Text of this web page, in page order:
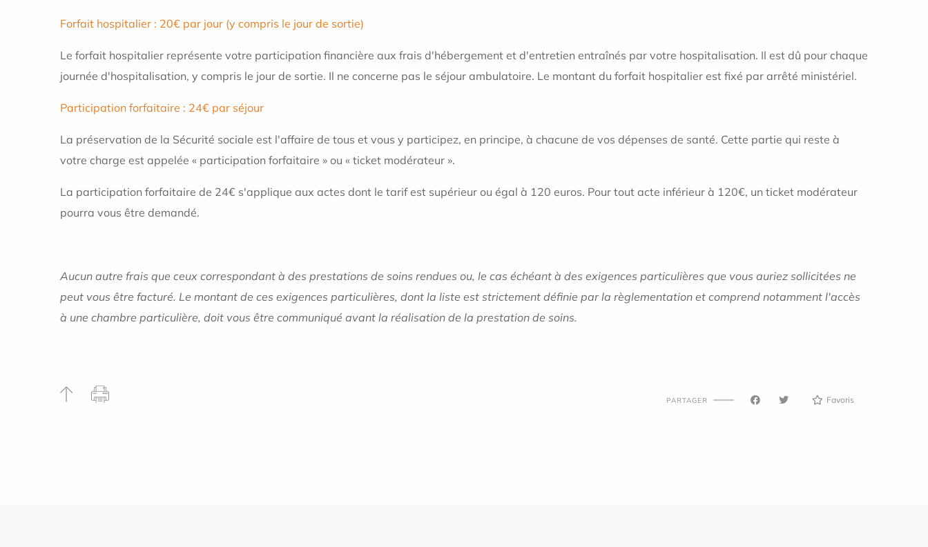
Forfait hospitalier : 20€ par jour (y compris le jour de sortie)
Le forfait hospitalier représente votre participation financière aux frais d'hébergement et d'entretien entraînés par votre hospitalisation. Il est dû pour chaque
journée d'hospitalisation, y compris le jour de sortie. Il ne concerne pas le séjour ambulatoire. Le montant du forfait hospitalier est fixé par arrêté ministériel.
Participation forfaitaire : 24€ par séjour
La préservation de la Sécurité sociale est l'affaire de tous et vous y participez, en principe, à chacune de vos dépenses de santé. Cette partie qui reste à
votre charge est appelée « participation forfaitaire » ou « ticket modérateur ».
La participation forfaitaire de 24€ s'applique aux actes dont le tarif est supérieur ou égal à 120 euros. Pour tout acte inférieur à 120€, un ticket modérateur
pourra vous être demandé.
Aucun autre frais que ceux correspondant à des prestations de soins rendues ou, le cas échéant à des exigences particulières que vous auriez sollicitées ne
peut vous être facturé. Le montant de ces exigences particulières, dont la liste est strictement définie par la règlementation et comprend notamment l'accès
à une chambre particulière, doit vous être communiqué avant la réalisation de la prestation de soins.
PARTAGER Favoris